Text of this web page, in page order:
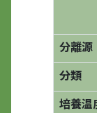
分離源
分類
培養温